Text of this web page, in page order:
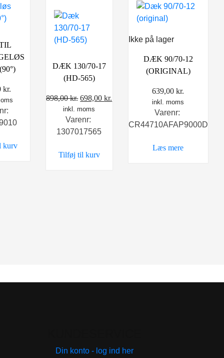
kr.
kurv
DÆK 130/70-17
(HD-565)
898,00kr. Den
oprindelige
pris
var:
698,00kr.
inkl. moms
Varenr:
1307017565
Tilføj til kurv
Ikke på lager
DÆK 90/70-12
(ORIGINAL)
639,00 kr.
inkl. moms
Varenr:
CR44710AFAP9000D
Læs mere
Din konto - log ind her